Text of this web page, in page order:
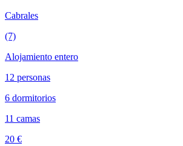
Cabrales
(7)
Alojamiento entero
12 personas
6 dormitorios
11 camas
20 €